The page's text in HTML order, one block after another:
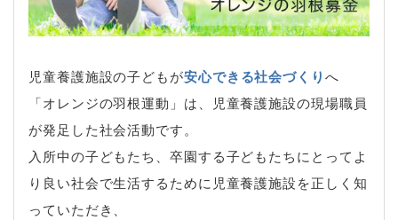
児童養護施設の子どもが安心できる社会づくりへ
「オレンジの羽根運動」は、児童養護施設の現場職員
が発足した社会活動です。
入所中の子どもたち、卒園する子どもたちにとってよ
り良い社会で生活するために児童養護施設を正しく知
っていただき、